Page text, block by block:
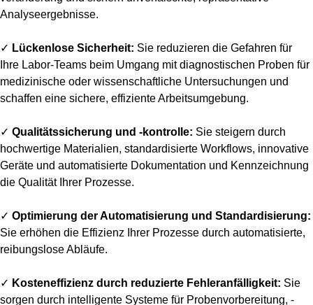
Analyseergebnisse.
✓ Lückenlose Sicherheit: Sie reduzieren die Gefahren für
Ihre Labor-Teams beim Umgang mit diagnostischen Proben für
medizinische oder wissenschaftliche Untersuchungen und
schaffen eine sichere, effiziente Arbeitsumgebung.
✓ Qualitätssicherung und -kontrolle: Sie steigern durch
hochwertige Materialien, standardisierte Workflows, innovative
Geräte und automatisierte Dokumentation und Kennzeichnung
die Qualität Ihrer Prozesse.
✓ Optimierung der Automatisierung und Standardisierung:
Sie erhöhen die Effizienz Ihrer Prozesse durch automatisierte,
reibungslose Abläufe.
✓ Kosteneffizienz durch reduzierte Fehleranfälligkeit: Sie
sorgen durch intelligente Systeme für Probenvorbereitung, -